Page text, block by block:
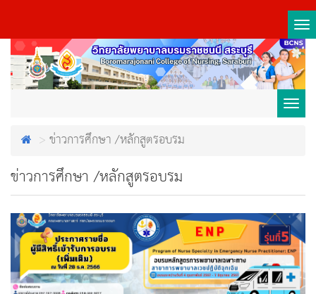
ข่าวการศึกษา /หลักสูตรอบรม
ข่าวการศึกษา /หลักสูตรอบรม